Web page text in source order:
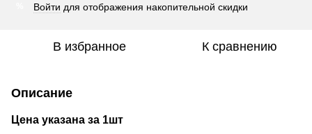
Войти для отображения накопительной скидки
В избранное К сравнению
Описание
Цена указана за 1шт